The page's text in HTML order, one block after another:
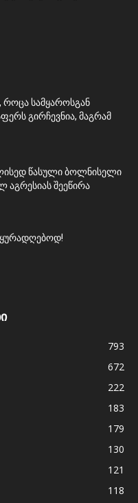
როცა სამყაროსგან
გირჩევნია, მაგრამ
წასული ბოლნისელი
შეეწირა
793
672
222
183
179
130
121
118